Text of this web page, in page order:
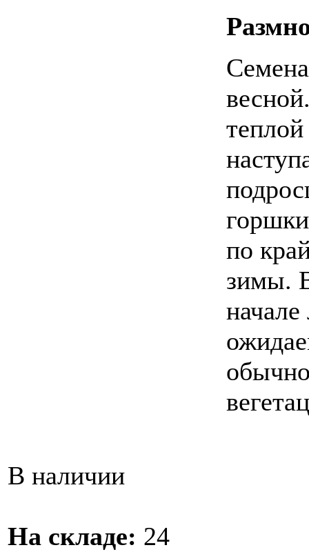
по
зимы.
В наличии
На складе: 24